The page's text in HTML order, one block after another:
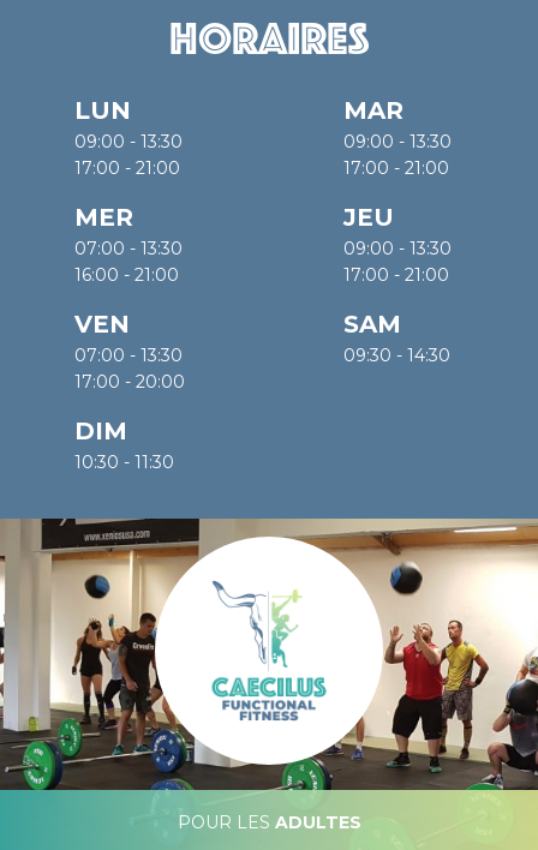
Horaires
LUN
09:00 - 13:30
17:00 - 21:00
MAR
09:00 - 13:30
17:00 - 21:00
MER
07:00 - 13:30
16:00 - 21:00
JEU
09:00 - 13:30
17:00 - 21:00
VEN
07:00 - 13:30
17:00 - 20:00
SAM
09:30 - 14:30
DIM
10:30 - 11:30
Nos activites
POUR LES ADULTES